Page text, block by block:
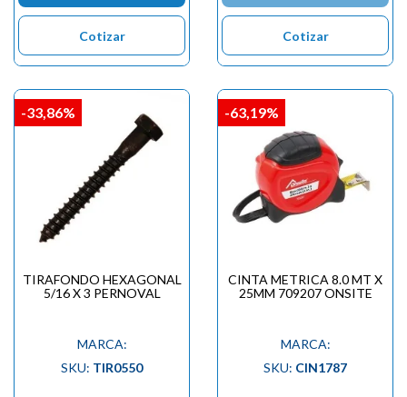
Cotizar Cotizar
TIRAFONDO HEXAGONAL
5/16 X 3 PERNOVAL
MARCA:
SKU: TIR0550
-33,86%
CINTA METRICA 8.0 MT X
25MM 709207 ONSITE
MARCA:
SKU: CIN1787
-63,19%